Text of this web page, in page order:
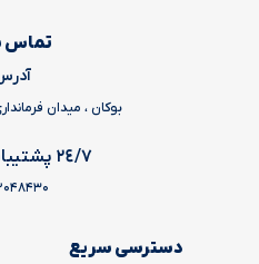
تماس
بوکان ، میدان
٢٤/٧ پشتیبانی رایگان:
دسترسی سریع